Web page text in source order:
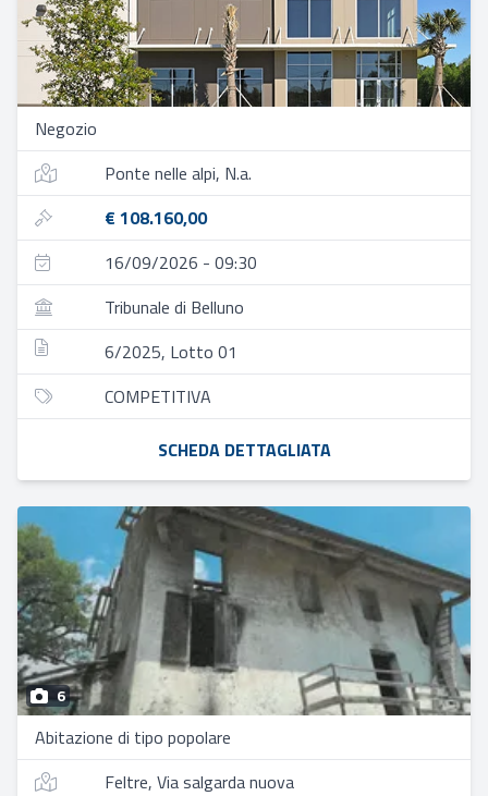
Negozio
Ponte nelle alpi, N.a.
€ 108.160,00
16/09/2026 - 09:30
Tribunale di Belluno
6/2025, Lotto 01
COMPETITIVA
SCHEDA DETTAGLIATA
6
Abitazione di tipo popolare
Feltre, Via salgarda nuova